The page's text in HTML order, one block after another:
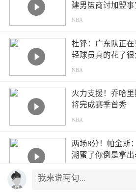
建男篮商讨加盟事
NBA
杜锋：广东队正
轻球员真的花了很
NBA
火力支援！乔哈
将完成赛季首秀
NBA
两场8分！帕金斯
湖蜜了你倒是拿出